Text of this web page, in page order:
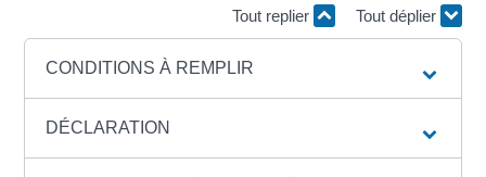
Tout replier Tout déplier
CONDITIONS À REMPLIR
DÉCLARATION